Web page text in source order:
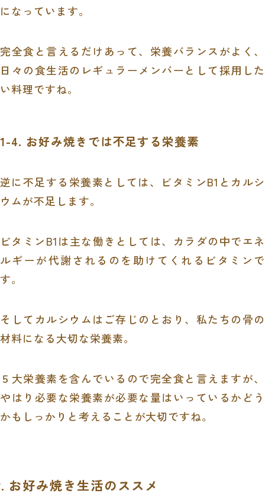
になっています。
完全食と言えるだけあって、栄養バランスがよく、
日々の食生活のレギュラーメンバーとして採用した
い料理ですね。
1-4. お好み焼きでは不足する栄養素
逆に不足する栄養素としては、ビタミンB1 とカルシ
ウムが不足します。
ビタミンB1は主な働きとしては、カラダの中でエネ
ルギーが代謝されるのを助けてくれるビタミンで
す。
そしてカルシウムはご存じのとおり、私たちの骨の
材料になる大切な栄養素。
５大栄養素を含んでいるので完全食と言えますが、
やはり必要な栄養素が必要な量はいっているかどう
かもしっかりと考えることが大切ですね。
お好み焼き生活のススメ